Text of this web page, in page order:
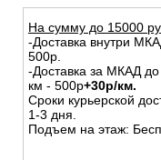
На сумму до 15000
-Доставка внутри
500р.
-Доставка за МКАД
км - 500р+30р/км.
Сроки курьерской
1-3 дня.
Подъем на этаж: